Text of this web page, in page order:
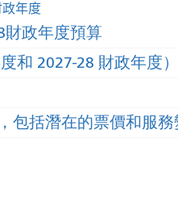
年度
財政年度預算
和 2027-28 財政年度）
包括潛在的票價和服務